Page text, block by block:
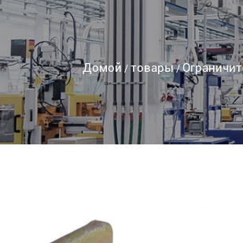
Домой / товары/